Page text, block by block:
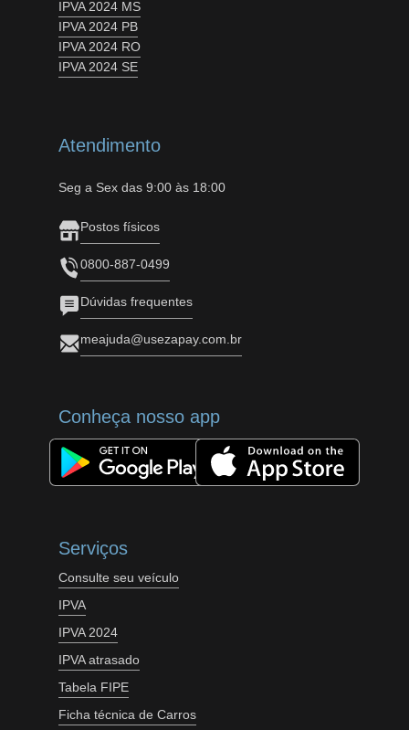
IPVA 2024 MS
IPVA 2024 PB
IPVA 2024 RO
IPVA 2024 SE
Atendimento
Seg a Sex das 9:00 às 18:00
Postos físicos
0800-887-0499
Dúvidas frequentes
meajuda@usezapay.com.br
Conheça nosso app
Serviços
Consulte seu veículo
IPVA
IPVA 2024
IPVA atrasado
Tabela FIPE
Ficha técnica de Carros